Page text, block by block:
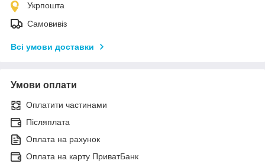
Укрпошта
Самовивіз
Всі умови доставки
Умови оплати
Оплатити частинами
Післяплата
Оплата на рахунок
Оплата на карту ПриватБанк